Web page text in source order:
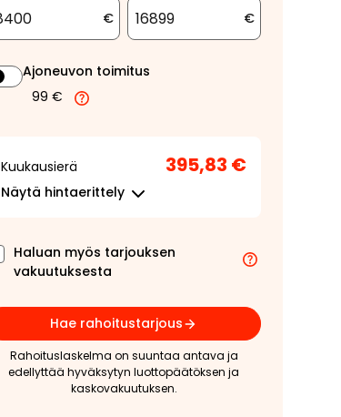
€
€
Ajoneuvon toimitus
99 €
Kuukausierä 395,83 €
Näytä hintaerittely
Haluan myös tarjouksen
vakuutuksesta
Hae rahoitustarjous
Rahoituslaskelma on suuntaa antava ja
edellyttää hyväksytyn luottopäätöksen ja
kaskovakuutuksen.